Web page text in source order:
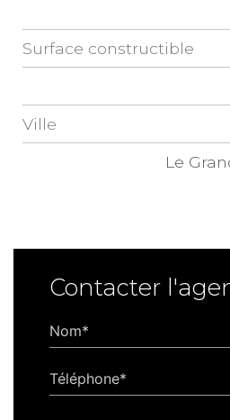
Surface constructible
Ville
Le
Contacter
Nom*
Téléphone*